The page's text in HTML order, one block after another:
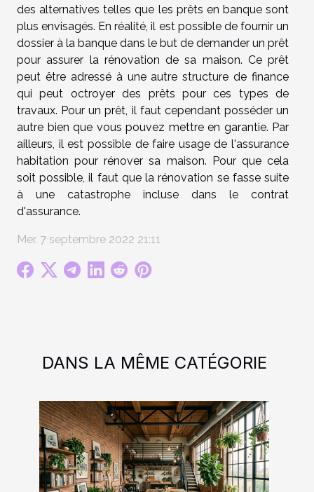
des alternatives telles que les prêts en banque sont
plus envisagés. En réalité, il est possible de fournir un
dossier à la banque dans le but de demander un prêt
pour assurer la rénovation de sa maison. Ce prêt
peut être adressé à une autre structure de finance
qui peut octroyer des prêts pour ces types de
travaux. Pour un prêt, il faut cependant posséder un
autre bien que vous pouvez mettre en garantie. Par
ailleurs, il est possible de faire usage de l'assurance
habitation pour rénover sa maison. Pour que cela
soit possible, il faut que la rénovation se fasse suite
à une catastrophe incluse dans le contrat
d'assurance.
Mer. 7 septembre 2022 21:11
DANS LA MÊME CATÉGORIE